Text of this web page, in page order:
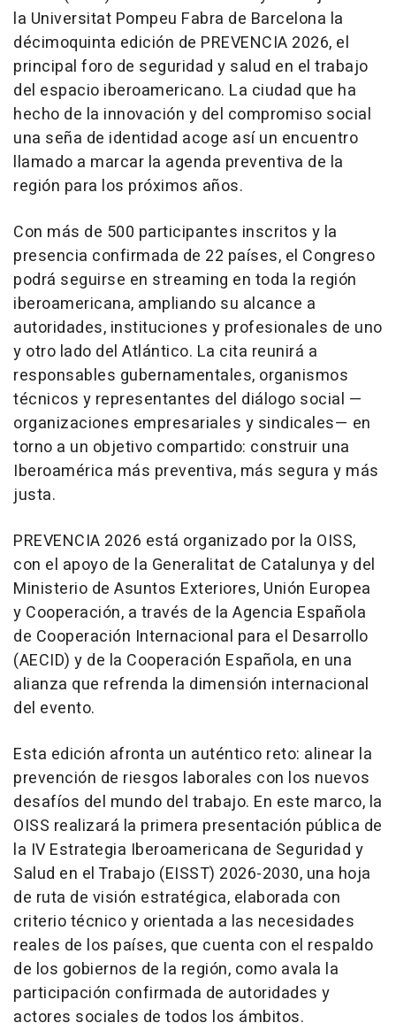
la Universitat Pompeu Fabra de Barcelona la
décimoquinta edición de PREVENCIA 2026, el
principal foro de seguridad y salud en el trabajo
del espacio iberoamericano. La ciudad que ha
hecho de la innovación y del compromiso social
una seña de identidad acoge así un encuentro
llamado a marcar la agenda preventiva de la
región para los próximos años.
Con más de 500 participantes inscritos y la
presencia confirmada de 22 países, el Congreso
podrá seguirse en streaming en toda la región
iberoamericana, ampliando su alcance a
autoridades, instituciones y profesionales de uno
y otro lado del Atlántico. La cita reunirá a
responsables gubernamentales, organismos
técnicos y representantes del diálogo social —
organizaciones empresariales y sindicales— en
torno a un objetivo compartido: construir una
Iberoamérica más preventiva, más segura y más
justa.
PREVENCIA 2026 está organizado por la OISS,
con el apoyo de la Generalitat de Catalunya y del
Ministerio de Asuntos Exteriores, Unión Europea
y Cooperación, a través de la Agencia Española
de Cooperación Internacional para el Desarrollo
(AECID) y de la Cooperación Española, en una
alianza que refrenda la dimensión internacional
del evento.
Esta edición afronta un auténtico reto: alinear la
prevención de riesgos laborales con los nuevos
desafíos del mundo del trabajo. En este marco, la
OISS realizará la primera presentación pública de
la IV Estrategia Iberoamericana de Seguridad y
Salud en el Trabajo (EISST) 2026-2030, una hoja
de ruta de visión estratégica, elaborada con
criterio técnico y orientada a las necesidades
reales de los países, que cuenta con el respaldo
de los gobiernos de la región, como avala la
participación confirmada de autoridades y
actores sociales de todos los ámbitos.